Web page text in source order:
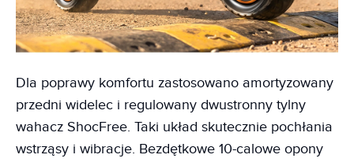
Dla poprawy komfortu zastosowano amortyzowany
przedni widelec i regulowany dwustronny tylny
wahacz ShocFree. Taki układ skutecznie pochłania
wstrząsy i wibracje. Bezdętkowe 10-calowe opony